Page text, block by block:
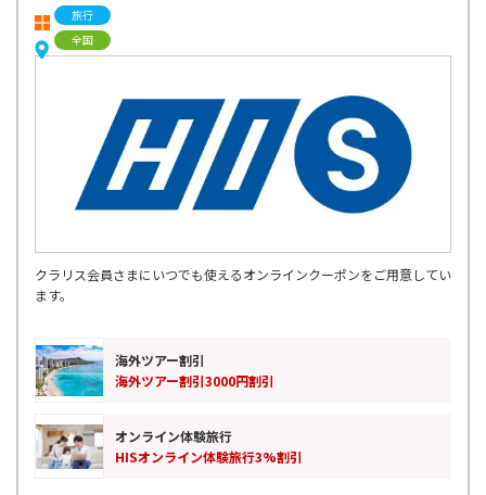
旅行
全国
クラリス会員さまにいつでも使えるオンラインクーポンをご用意してい
ます。
海外ツアー割引
海外ツアー割引3000円割引
オンライン体験旅行
HISオンライン体験旅行3%割引